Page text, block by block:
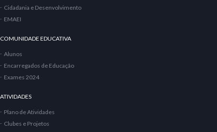
Cidadania e Desenvolvimento
EMAEI
COMUNIDADE EDUCATIVA
Alunos
Encarregados de Educação
Exames 2024
ATIVIDADES
Plano de Atividades
Clubes e Projetos